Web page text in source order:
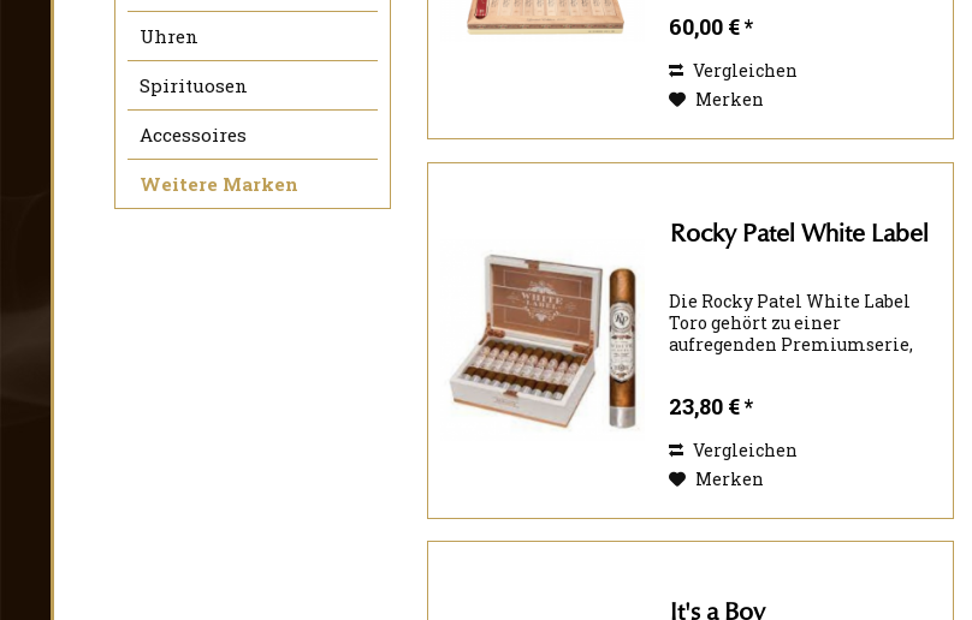
Uhren
Spirituosen
Accessoires
Weitere Marken
60,00 € *
Vergleichen
Merken
Rocky Patel White Label
Die Rocky Patel White Label
Toro gehört zu einer
aufregenden Premiumserie,
ist. Der gesamte Blend dieser
hochgelobten Serie besteht aus
zehn Jahre lang gereiften...
23,80 € *
Vergleichen
Merken
It's a Boy